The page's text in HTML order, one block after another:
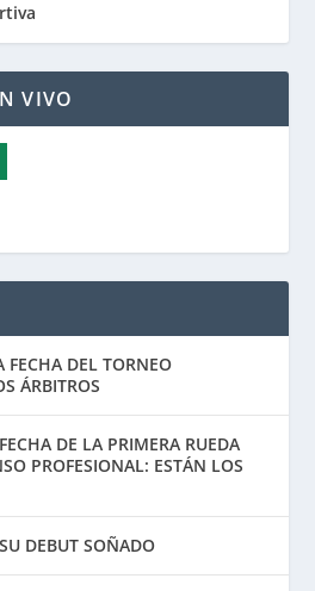
VIVO
FECHA DEL TORNEO
ÁRBITROS
DE LA PRIMERA RUEDA
PROFESIONAL: ESTÁN LOS
DEBUT SOÑADO